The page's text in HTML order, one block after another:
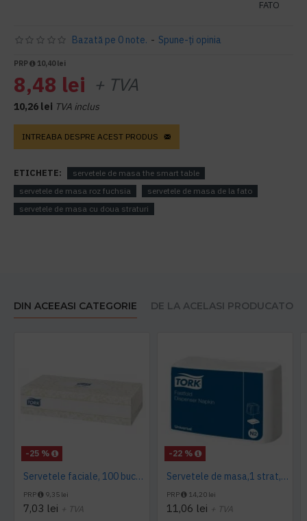
FATO
Bazată pe 0 note. - Spune-ţi opinia
PRP 10,40 lei
8,48 lei + TVA
10,26 lei TVA inclus
INTREABA DESPRE ACEST PRODUS
ETICHETE:
servetele de masa the smart table
servetele de masa roz fuchsia
servetele de masa de la fato
servetele de masa cu doua straturi
DIN ACEEASI CATEGORIE DE LA ACELASI PRODUCATOR
-25 %
Servetele faciale, 100 bucati / pachet, Tork
PRP 9,35 lei
7,03 lei + TVA
-22 %
Servetele de masa,1 strat, Tork, 300 buc/pachet
PRP 14,20 lei
11,06 lei + TVA